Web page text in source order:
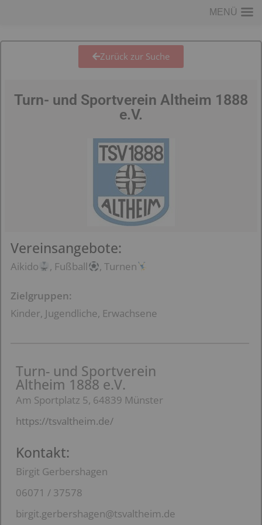
Zurück zur Suche
Turn- und Sportverein Altheim 1888
e.V.
Vereinsangebote:
Aikido , Fußball , Turnen
Zielgruppen:
Kinder, Jugendliche, Erwachsene
Turn- und Sportverein
Altheim 1888 e.V.
Am Sportplatz 5, 64839 Münster
https://tsvaltheim.de/
Kontakt:
Birgit Gerbershagen
06071 / 37578
birgit.gerbershagen@tsvaltheim.de
MENÜ